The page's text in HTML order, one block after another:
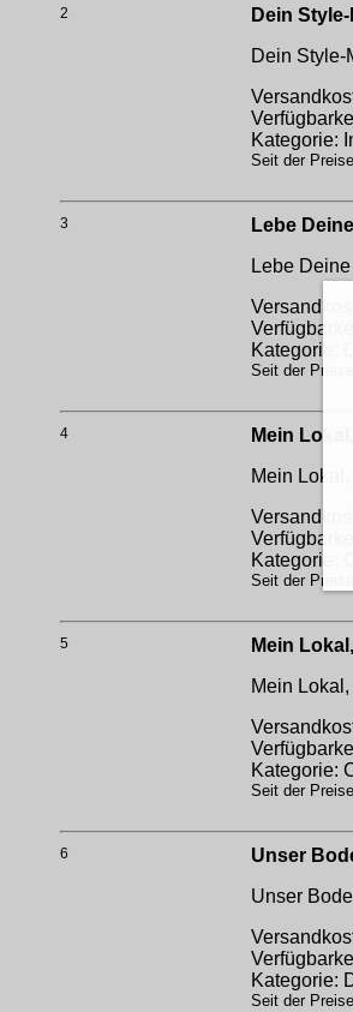
2
Dein
Dein Style-
Kategorie:
Seit der
3
Lebe
Lebe
Kategorie:
Seit der
4
Mein
Mein
Kategorie:
Seit der
5
Mein
Mein
Kategorie:
Seit der
6
Unser
Unser
Kategorie:
Seit der